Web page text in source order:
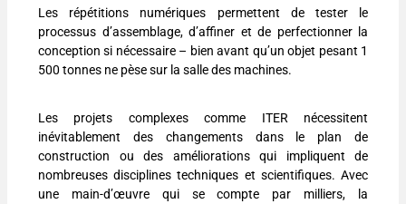
Les répétitions numériques permettent de tester le
processus d’assemblage, d’affiner et de perfectionner la
conception si nécessaire – bien avant qu’un objet pesant 1
500 tonnes ne pèse sur la salle des machines.
Les projets complexes comme ITER nécessitent
inévitablement des changements dans le plan de
construction ou des améliorations qui impliquent de
nombreuses disciplines techniques et scientifiques. Avec
une main-d’œuvre qui se compte par milliers, la